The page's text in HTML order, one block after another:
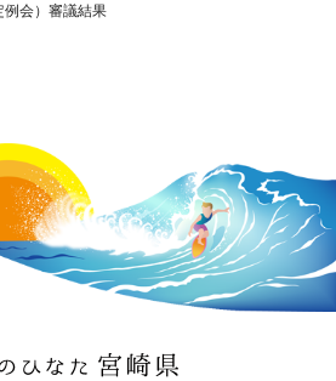
会）審議結果
なた 宮崎県